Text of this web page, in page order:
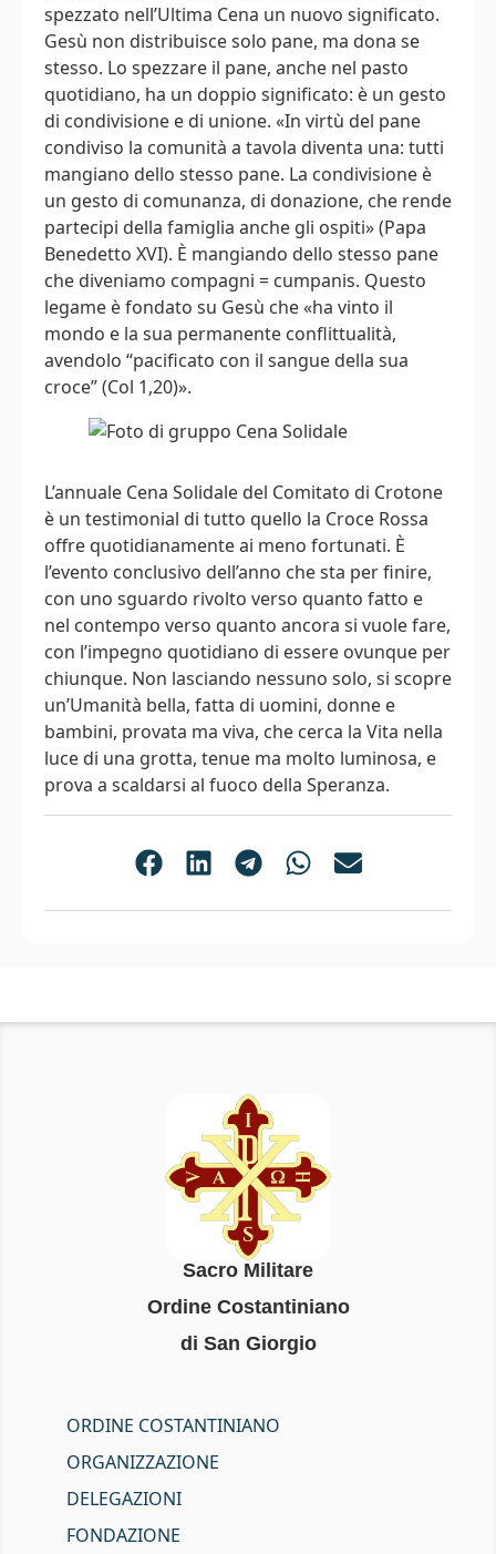
spezzato nell’Ultima Cena un nuovo significato.
Gesù non distribuisce solo pane, ma dona se
stesso. Lo spezzare il pane, anche nel pasto
quotidiano, ha un doppio significato: è un gesto
di condivisione e di unione. «In virtù del pane
condiviso la comunità a tavola diventa una: tutti
mangiano dello stesso pane. La condivisione è
un gesto di comunanza, di donazione, che rende
partecipi della famiglia anche gli ospiti» (Papa
Benedetto XVI). È mangiando dello stesso pane
che diveniamo compagni = cumpanis. Questo
legame è fondato su Gesù che «ha vinto il
mondo e la sua permanente conflittualità,
avendolo “pacificato con il sangue della sua
croce” (Col 1,20)».
L’annuale Cena Solidale del Comitato di Crotone
è un testimonial di tutto quello la Croce Rossa
offre quotidianamente ai meno fortunati. È
l’evento conclusivo dell’anno che sta per finire,
con uno sguardo rivolto verso quanto fatto e
nel contempo verso quanto ancora si vuole fare,
con l’impegno quotidiano di essere ovunque per
chiunque. Non lasciando nessuno solo, si scopre
un’Umanità bella, fatta di uomini, donne e
bambini, provata ma viva, che cerca la Vita nella
luce di una grotta, tenue ma molto luminosa, e
prova a scaldarsi al fuoco della Speranza.
Sacro Militare
Ordine Costantiniano
di San Giorgio
ORDINE COSTANTINIANO
ORGANIZZAZIONE
DELEGAZIONI
FONDAZIONE